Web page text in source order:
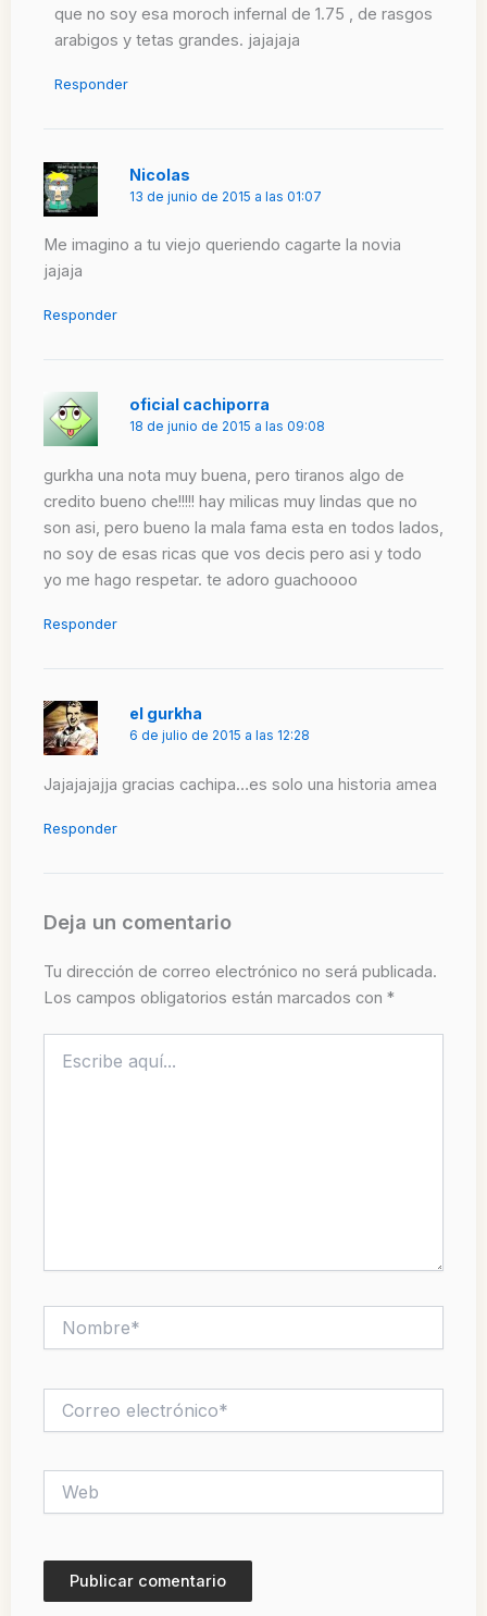
que no soy esa moroch infernal de 1.75 , de rasgos
arabigos y tetas grandes. jajajaja
Responder
Nicolas
13 de junio de 2015 a las 01:07
Me imagino a tu viejo queriendo cagarte la novia
jajaja
Responder
oficial cachiporra
18 de junio de 2015 a las 09:08
gurkha una nota muy buena, pero tiranos algo de
credito bueno che!!!!! hay milicas muy lindas que no
son asi, pero bueno la mala fama esta en todos lados,
no soy de esas ricas que vos decis pero asi y todo
yo me hago respetar. te adoro guachoooo
Responder
el gurkha
6 de julio de 2015 a las 12:28
Jajajajajja gracias cachipa…es solo una historia amea
Responder
Deja un comentario
Tu dirección de correo electrónico no será publicada.
Los campos obligatorios están marcados con *
aquí...
electrónico*